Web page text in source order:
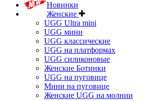
Новинки
Женские
UGG Ultra mini
UGG мини
UGG классические
UGG на платформах
UGG силиконовые
Женские Ботинки
UGG на пуговице
Мини на пуговице
Женские UGG на молнии